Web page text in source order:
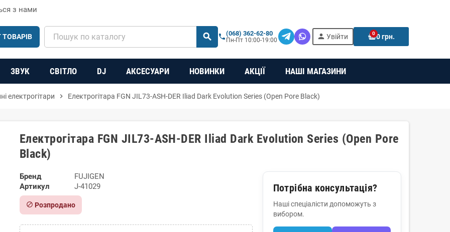
з нами
ТОВАРІВ search person Увійти 00 грн.
phone(068) 362-62-80
Пн-Пт 10:00-19:00
ЗВУК СВІТЛО DJ АКСЕСУАРИ НОВИНКИ АКЦІЇ НАШІ МАГАЗИНИ
електрогітари chevron_right Електрогітара FGN JIL73-ASH-DER Iliad Dark Evolution Series (Open Pore Black)
Електрогітара FGN JIL73-ASH-DER Iliad Dark Evolution Series (Open Pore
Black)
Бренд
FUJIGEN
Артикул
J-41029
block Розпродано
Потрібна консультація?
Наші спеціалісти допоможуть з
вибором.